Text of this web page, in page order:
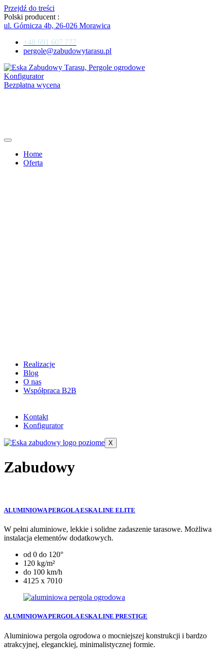
Przejdź do treści
Polski producent :
ul. Górnicza 4b, 26-026 Morawica
+48 691 607 777
pergole@zabudowytarasu.pl
Konfigurator
Bezpłatna wycena
Home
Oferta
Realizacje
Blog
O nas
Współpraca B2B
Kontakt
Konfigurator
X
Zabudowy
ALUMINIOWA PERGOLA ESKA LINE ELITE
W pełni aluminiowe, lekkie i solidne zadaszenie tarasowe. Możliwa
instalacja elementów dodatkowych.
od 0 do 120°
120 kg/m²
do 100 km/h
4125 x 7010
ALUMINIOWA PERGOLA ESKA LINE PRESTIGE
Aluminiowa pergola ogrodowa o mocniejszej konstrukcji i bardzo
atrakcyjnej, eleganckiej, minimalistycznej formie.